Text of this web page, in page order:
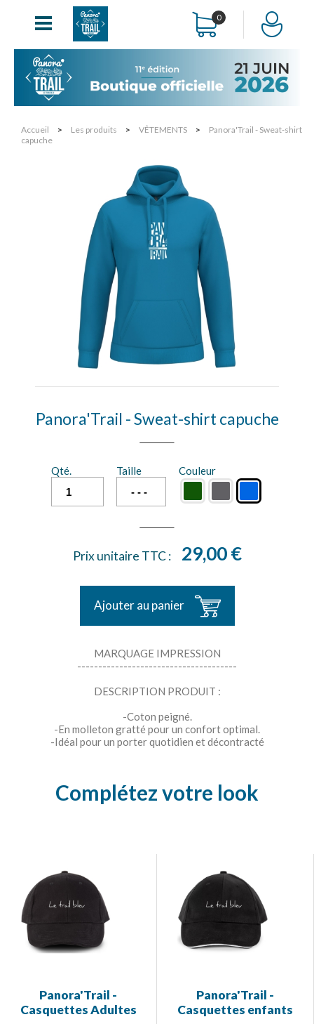
0
Accueil > Les produits > VÊTEMENTS >
Panora'Trail - Sweat-shirt
capuche
Panora'Trail - Sweat-shirt capuche
Qté. Taille Couleur
Prix unitaire TTC : 29,00 €
Ajouter au panier
MARQUAGE IMPRESSION
--------------------------------------
DESCRIPTION PRODUIT :
-Coton peigné.
-En molleton gratté pour un confort optimal.
-Idéal pour un porter quotidien et décontracté
Complétez votre look
Panora'Trail -
Casquettes Adultes
Panora'Trail -
Casquettes enfants